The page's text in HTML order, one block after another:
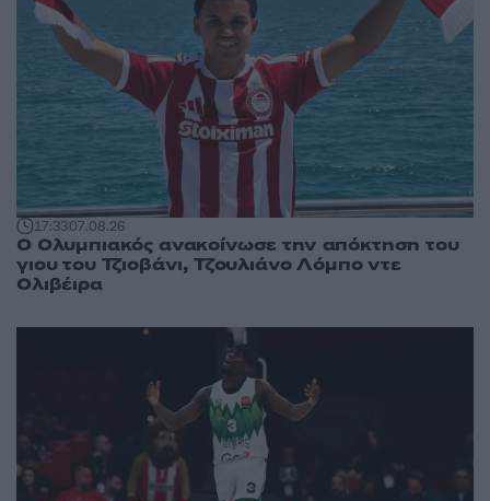
17:3307.08.26
Ο Ολυμπιακός ανακοίνωσε την απόκτηση του
γιου του Τζιοβάνι, Τζουλιάνο Λόμπο ντε
Ολιβέιρα